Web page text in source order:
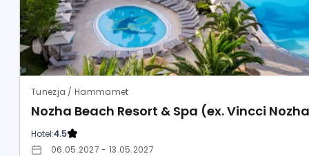
Tunezja / Hammamet
Nozha Beach Resort & Spa (ex. Vincci
Hotel:4.5
06.05.2027 - 13.05.2027